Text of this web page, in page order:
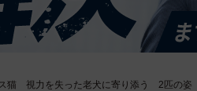
猫 視力を失った老犬に寄り添う 2匹の姿